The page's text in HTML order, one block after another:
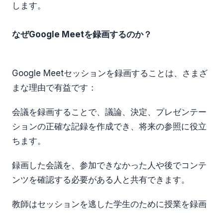
します。
なぜGoogle Meetを録画するのか？
Google Meetセッションを録画することは、さまざ
まな理由で有益です：
会議を録画することで、議論、決定、プレゼンテー
ションの正確な記録を作成でき、将来の参照に役立
ちます。
録画した会議を、参加できなかった人や後でコンテ
ンツを確認する必要がある人と共有できます。
教師はセッションを逃した学生のために授業を録画